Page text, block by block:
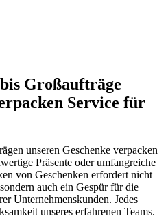
Großaufträge
Service für
unseren Geschenke verpacken
Präsente oder umfangreiche
von Geschenken erfordert nicht
auch ein Gespür für die
Unternehmenskunden. Jedes
unseres erfahrenen Teams.